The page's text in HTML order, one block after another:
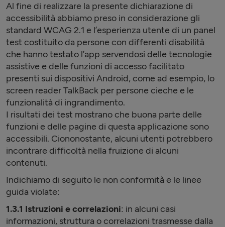
Al fine di realizzare la presente dichiarazione di
accessibilità abbiamo preso in considerazione gli
standard WCAG 2.1 e l’esperienza utente di un panel
test costituito da persone con differenti disabilità
che hanno testato l’app servendosi delle tecnologie
assistive e delle funzioni di accesso facilitato
presenti sui dispositivi Android, come ad esempio, lo
screen reader TalkBack per persone cieche e le
funzionalità di ingrandimento.
I risultati dei test mostrano che buona parte delle
funzioni e delle pagine di questa applicazione sono
accessibili. Ciononostante, alcuni utenti potrebbero
incontrare difficoltà nella fruizione di alcuni
contenuti.
Indichiamo di seguito le non conformità e le linee
guida violate:
1.3.1 Istruzioni e correlazioni: in alcuni casi
informazioni, struttura o correlazioni trasmesse dalla